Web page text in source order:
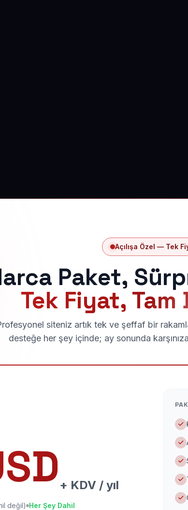
Açılışa Özel — Tek
Paket,
Tek Fiyat, Tam
siteniz artık tek ve şeffaf bir
desteğe her şey içinde; ay sonunda
+ KDV / yıl
değil) Her Şey Dahil